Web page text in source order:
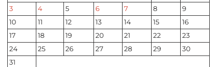
3
4 5 6 7 8
9
10
11 12 13 14 15
16
17
18 19 20 21 22
23
24
25 26 27 28 29
30
31